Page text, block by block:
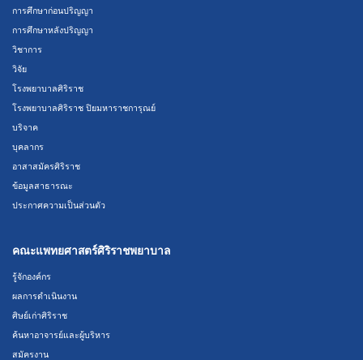
การศึกษาก่อนปริญญา
การศึกษาหลังปริญญา
วิชาการ
วิจัย
โรงพยาบาลศิริราช
โรงพยาบาลศิริราช ปิยมหาราชการุณย์
บริจาค
บุคลากร
อาสาสมัครศิริราช
ข้อมูลสาธารณะ
ประกาศความเป็นส่วนตัว
คณะแพทยศาสตร์ศิริราชพยาบาล
รู้จักองค์กร
ผลการดำเนินงาน
ศิษย์เก่าศิริราช
ค้นหาอาจารย์และผู้บริหาร
สมัครงาน